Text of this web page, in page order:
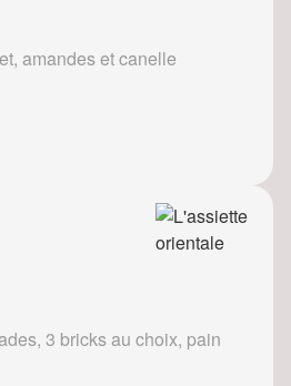
amandes et canelle
3 bricks au choix, pain